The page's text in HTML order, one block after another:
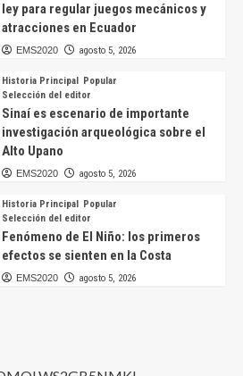
ley para regular juegos mecánicos y
atracciones en Ecuador
EMS2020 agosto 5, 2026
Historia Principal
Popular
Selección del editor
Sinaí es escenario de importante
investigación arqueológica sobre el
Alto Upano
EMS2020 agosto 5, 2026
Historia Principal
Popular
Selección del editor
Fenómeno de El Niño: los primeros
efectos se sienten en la Costa
EMS2020 agosto 5, 2026